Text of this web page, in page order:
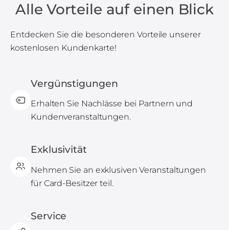
Alle Vorteile auf einen Blick
Entdecken Sie die besonderen Vorteile unserer
kostenlosen Kundenkarte!
Vergünstigungen
Erhalten Sie Nachlässe bei Partnern und
Kundenveranstaltungen.
Exklusivität
Nehmen Sie an exklusiven Veranstaltungen
für Card-Besitzer teil.
Service